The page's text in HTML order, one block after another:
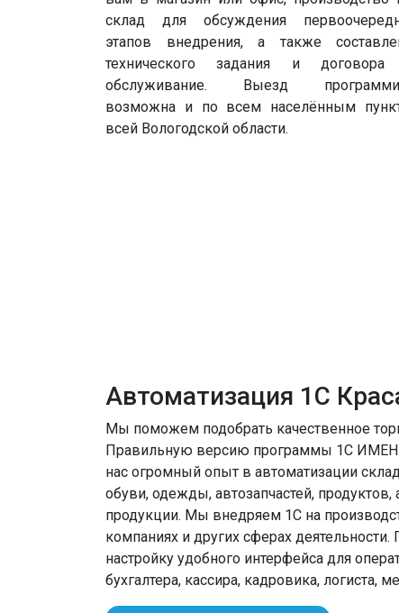
склад для обсуждения
этапов внедрения, а также
технического задания и
обслуживание. Выезд
возможна и по всем населённым
всей Вологодской области.
Автоматизация 1С
Мы поможем подобрать качественное
Правильную версию программы 1С
нас огромный опыт в автоматизации
обуви, одежды, автозапчастей, продуктов,
продукции. Мы внедряем 1С на
компаниях и других сферах
настройку удобного интерфейса для
бухгалтера, кассира, кадровика, логиста,